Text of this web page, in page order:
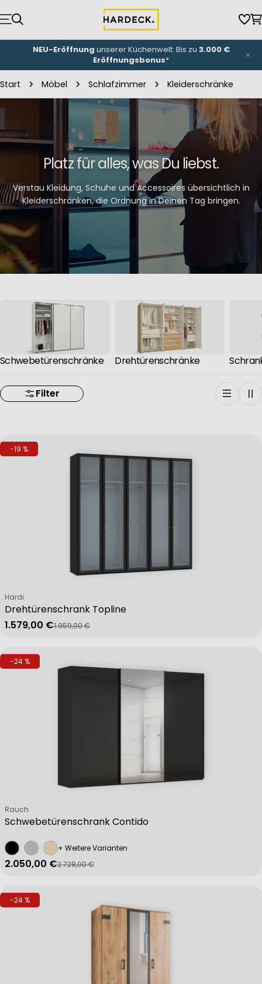
Inhalt
springen
NEU-Eröffnung unserer Küchenwelt: Bis zu 3.000 €
Eröffnungsbonus*
Start Möbel Schlafzimmer Kleiderschränke
Platz für alles, was Du liebst.
Verstau Kleidung, Schuhe und Accessoires übersichtlich in
Kleiderschränken, die Ordnung in Deinen Tag bringen.
Schwebetürenschränke Drehtürenschränke
Filter
-19 %
Drehtürenschrank Topline
Verkäufer:
Hardi
Verkaufspreis
1.579,00 €
Regulärer Preis
1.959,00 €
-24 %
Schwebetürenschrank Contido
Verkäufer:
Rauch
+ Weitere Varianten
Verkaufspreis
2.050,00 €
Regulärer Preis
2.728,00 €
-24 %